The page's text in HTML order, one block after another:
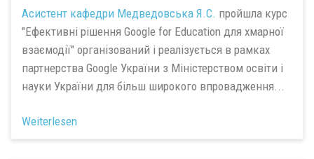
Асистент кафедри Медведовська Я.С. пройшла курс
"Ефективні рішення Google for Education для хмарної
взаємодії" організований і реалізується в рамках
партнерства Google України з Міністерством освіти і
науки України для більш широкого впровадження...
Weiterlesen